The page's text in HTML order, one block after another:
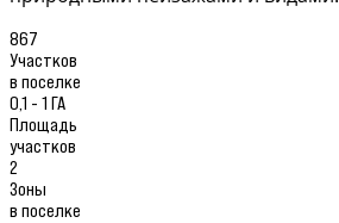
867
Участков
в поселке
0,1 - 1 ГА
Площадь
участков
2
Зоны
в поселке